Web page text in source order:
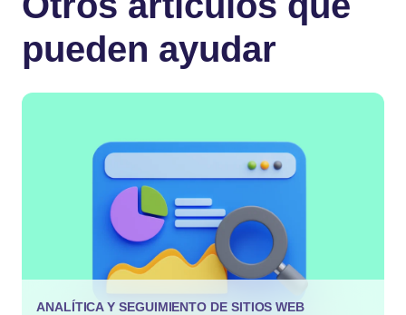
pueden ayudar
ANALÍTICA Y SEGUIMIENTO DE SITIOS WEB